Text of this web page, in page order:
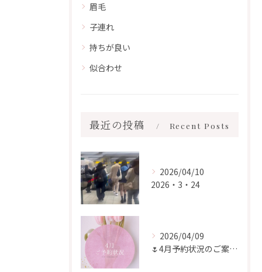
眉毛
子連れ
持ちが良い
似合わせ
最近の投稿 Recent Posts
2026/04/10
2026・3・24
2026/04/09
🌷4月予約状況のご案内🌷